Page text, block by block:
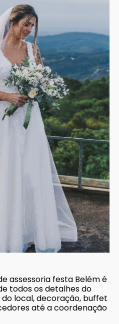
assessoria festa Belém é
todos os detalhes do
local, decoração, buffet
até a coordenação